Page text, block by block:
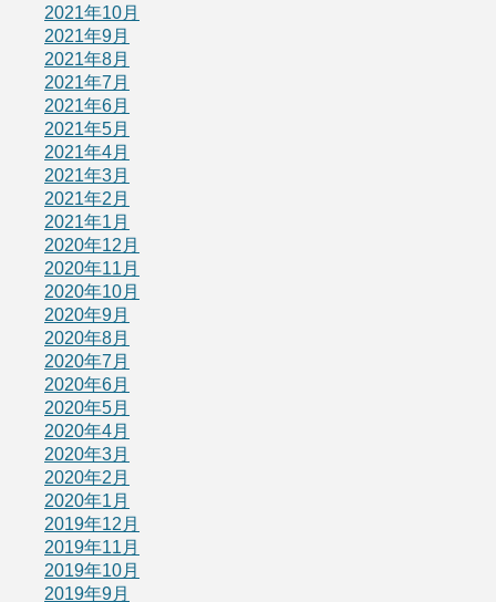
2021年10月
2021年9月
2021年8月
2021年7月
2021年6月
2021年5月
2021年4月
2021年3月
2021年2月
2021年1月
2020年12月
2020年11月
2020年10月
2020年9月
2020年8月
2020年7月
2020年6月
2020年5月
2020年4月
2020年3月
2020年2月
2020年1月
2019年12月
2019年11月
2019年10月
2019年9月